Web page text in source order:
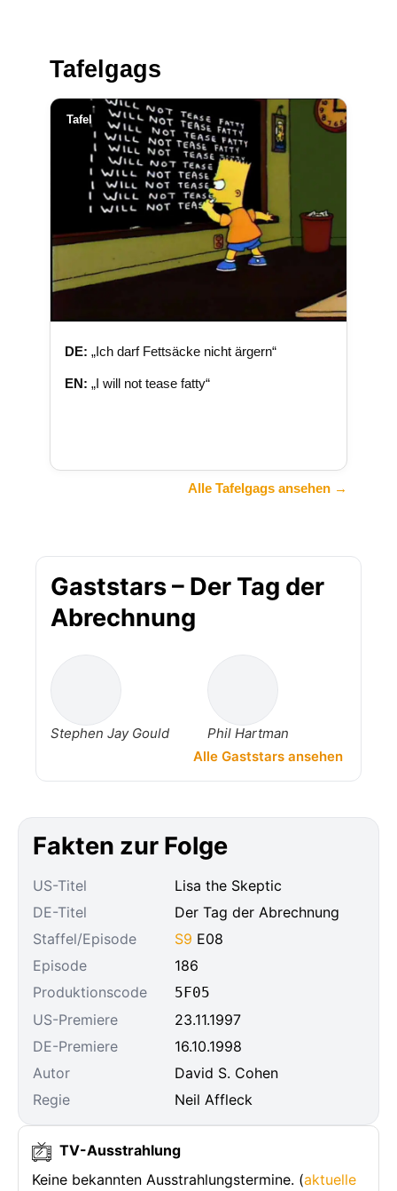
Tafelgags
Tafel
DE: „Ich darf Fettsäcke nicht ärgern“
EN: „I will not tease fatty“
Alle Tafelgags ansehen →
Gaststars – Der Tag der
Abrechnung
Stephen Jay Gould
Phil Hartman
Alle Gaststars ansehen
Fakten zur Folge
US-Titel
Lisa the Skeptic
DE-Titel
Der Tag der Abrechnung
Staffel/Episode
S9 E08
Episode
186
Produktionscode
5F05
US-Premiere
23.11.1997
DE-Premiere
16.10.1998
Autor
David S. Cohen
Regie
Neil Affleck
TV-Ausstrahlung
Keine bekannten Ausstrahlungstermine. (aktuelle